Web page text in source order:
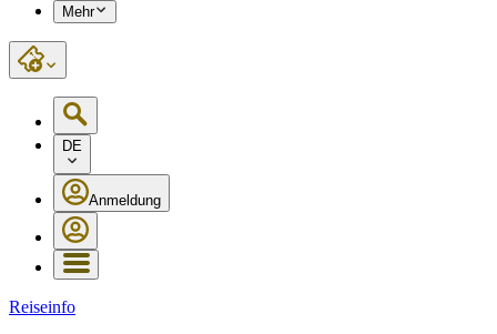
Mehr
DE
Anmeldung
Reiseinfo